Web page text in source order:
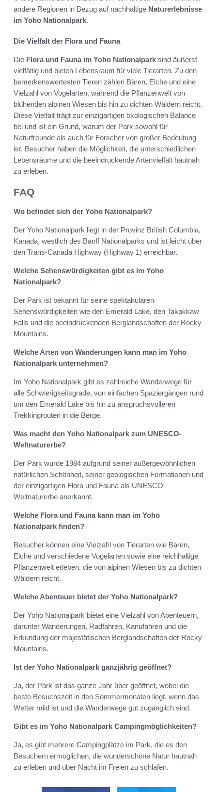
andere Regionen in Bezug auf nachhaltige Naturerlebnisse
im Yoho Nationalpark.
Die Vielfalt der Flora und Fauna
Die Flora und Fauna im Yoho Nationalpark sind äußerst
vielfältig und bieten Lebensraum für viele Tierarten. Zu den
bemerkenswertesten Tieren zählen Bären, Elche und eine
Vielzahl von Vogelarten, während die Pflanzenwelt von
blühenden alpinen Wiesen bis hin zu dichten Wäldern reicht.
Diese Vielfalt trägt zur einzigartigen ökologischen Balance
bei und ist ein Grund, warum der Park sowohl für
Naturfreunde als auch für Forscher von großer Bedeutung
ist. Besucher haben die Möglichkeit, die unterschiedlichen
Lebensräume und die beeindruckende Artenvielfalt hautnah
zu erleben.
FAQ
Wo befindet sich der Yoho Nationalpark?
Der Yoho Nationalpark liegt in der Provinz British Columbia,
Kanada, westlich des Banff Nationalparks und ist leicht über
den Trans-Canada Highway (Highway 1) erreichbar.
Welche Sehenswürdigkeiten gibt es im Yoho
Nationalpark?
Der Park ist bekannt für seine spektakulären
Sehenswürdigkeiten wie den Emerald Lake, den Takakkaw
Falls und die beeindruckenden Berglandschaften der Rocky
Mountains.
Welche Arten von Wanderungen kann man im Yoho
Nationalpark unternehmen?
Im Yoho Nationalpark gibt es zahlreiche Wanderwege für
alle Schwierigkeitsgrade, von einfachen Spaziergängen rund
um den Emerald Lake bis hin zu anspruchsvolleren
Trekkingrouten in die Berge.
Was macht den Yoho Nationalpark zum UNESCO-
Weltnaturerbe?
Der Park wurde 1984 aufgrund seiner außergewöhnlichen
natürlichen Schönheit, seiner geologischen Formationen und
der einzigartigen Flora und Fauna als UNESCO-
Weltnaturerbe anerkannt.
Welche Flora und Fauna kann man im Yoho
Nationalpark finden?
Besucher können eine Vielzahl von Tierarten wie Bären,
Elche und verschiedene Vogelarten sowie eine reichhaltige
Pflanzenwelt erleben, die von alpinen Wiesen bis zu dichten
Wäldern reicht.
Welche Abenteuer bietet der Yoho Nationalpark?
Der Yoho Nationalpark bietet eine Vielzahl von Abenteuern,
darunter Wanderungen, Radfahren, Kanufahren und die
Erkundung der majestätischen Berglandschaften der Rocky
Mountains.
Ist der Yoho Nationalpark ganzjährig geöffnet?
Ja, der Park ist das ganze Jahr über geöffnet, wobei die
beste Besuchszeit in den Sommermonaten liegt, wenn das
Wetter mild ist und die Wanderwege gut zugänglich sind.
Gibt es im Yoho Nationalpark Campingmöglichkeiten?
Ja, es gibt mehrere Campingplätze im Park, die es den
Besuchern ermöglichen, die wunderschöne Natur hautnah
zu erleben und über Nacht im Freien zu schlafen.